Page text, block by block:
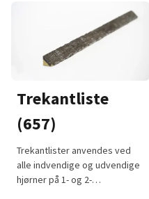
produktinformation er
deklareret til Nordisk
Miljømærkning Nybyggeri jf.
generation 3 og 4. Produktet
Svanemærket.
Trekantliste
(657)
Trekantlister anvendes ved
alle indvendige og udvendige
hjørner på 1- og 2-